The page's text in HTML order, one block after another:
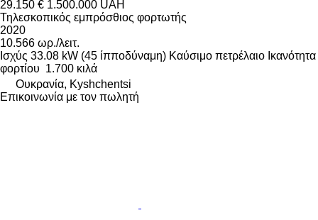
29.150 € 1.500.000 UAH
Τηλεσκοπικός εμπρόσθιος φορτωτής
2020
10.566 ωρ./λειτ.
Ισχύς 33.08 kW (45 ίπποδύναμη) Καύσιμο πετρέλαιο Ικανότητα
φορτίου 1.700 κιλά
Ουκρανία, Kyshchentsi
Επικοινωνία με τον πωλητή